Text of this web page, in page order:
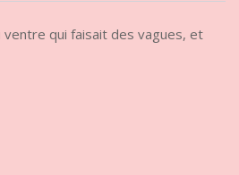
qui faisait des vagues, et